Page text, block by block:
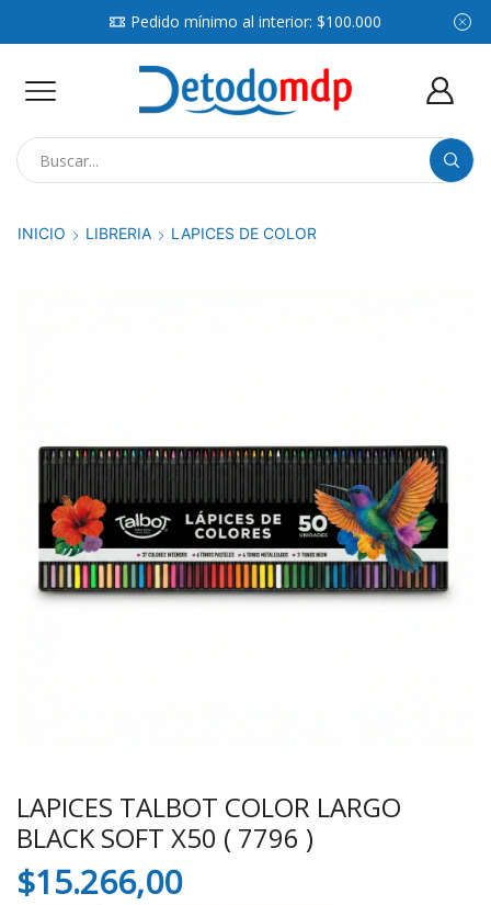
Pedido mínimo al interior: $100.000
INICIO LIBRERIA LAPICES DE COLOR
LAPICES TALBOT COLOR LARGO
BLACK SOFT X50 ( 7796 )
$15.266,00